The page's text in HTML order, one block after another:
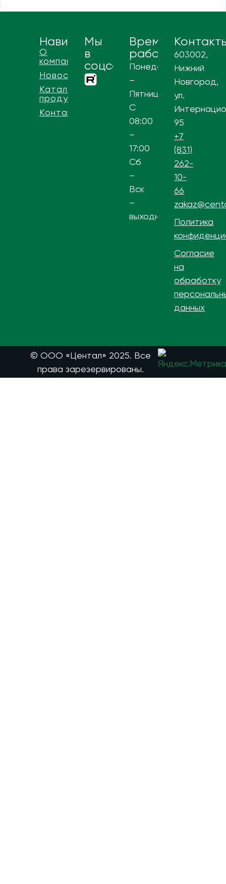
Навигация
О
компании
Новости
Каталог
продукции
Контакты
Мы
в
соцсетях
Время
работы
Понедельник
–
Пятница
С
08:00
–
17:00
Сб
–
Вск
–
выходной
603002,
Нижний
Новгород,
ул.
95
+7
(831)
262-
10-
66
Политика
Согласие
на
обработку
данных
© ООО «Центал» 2025. Все
права зарезервированы.